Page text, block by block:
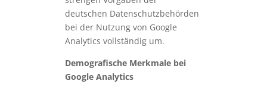
deutschen Datenschutzbehörden
bei der Nutzung von Google
Analytics vollständig um.
Demografische Merkmale bei
Google Analytics